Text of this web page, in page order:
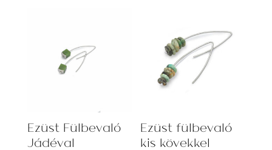
Ezüst Fülbevaló
Jádéval
Ezüst fülbevaló
kis kövekkel